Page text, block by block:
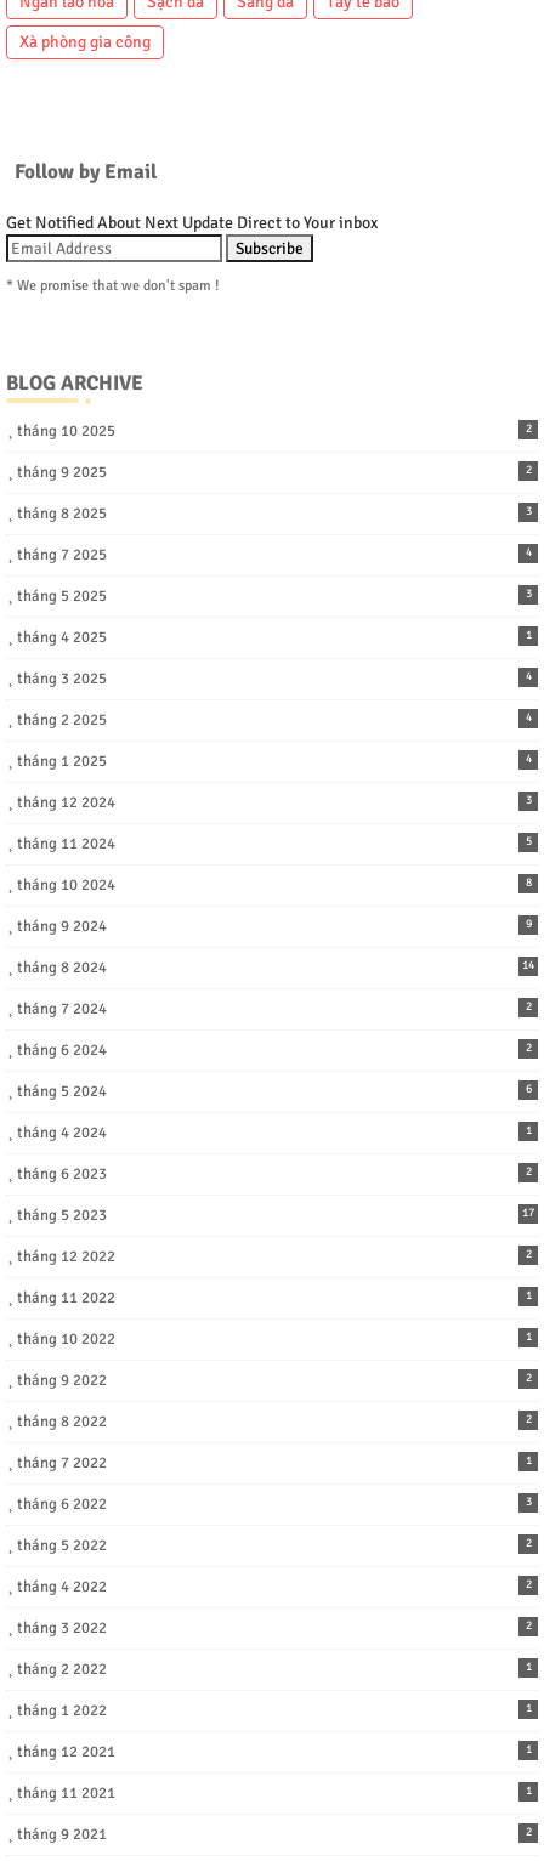
Xà phòng gia công
Follow by Email
Get Notified About Next Update Direct to Your inbox
* We promise that we don't spam !
BLOG ARCHIVE
tháng 10 2025 2
tháng 9 2025 2
tháng 8 2025 3
tháng 7 2025 4
tháng 5 2025 3
tháng 4 2025 1
tháng 3 2025 4
tháng 2 2025 4
tháng 1 2025 4
tháng 12 2024 3
tháng 11 2024 5
tháng 10 2024 8
tháng 9 2024 9
tháng 8 2024 14
tháng 7 2024 2
tháng 6 2024 2
tháng 5 2024 6
tháng 4 2024 1
tháng 6 2023 2
tháng 5 2023 17
tháng 12 2022 2
tháng 11 2022 1
tháng 10 2022 1
tháng 9 2022 2
tháng 8 2022 2
tháng 7 2022 1
tháng 6 2022 3
tháng 5 2022 2
tháng 4 2022 2
tháng 3 2022 2
tháng 2 2022 1
tháng 1 2022 1
tháng 12 2021 1
tháng 11 2021 1
tháng 9 2021 2